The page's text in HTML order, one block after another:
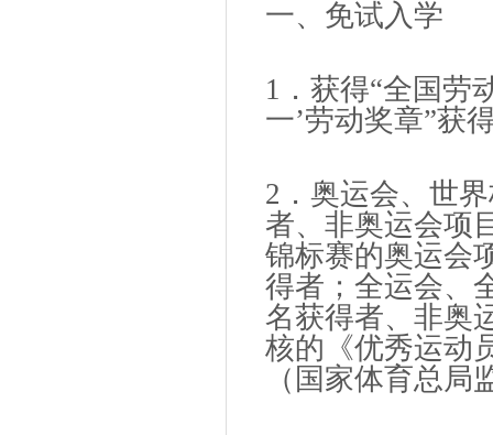
一、免试入学
1．获得“全国劳
一’劳动奖章”获
2．奥运会、世
者、非奥运会项
锦标赛的奥运会
得者；全运会、
名获得者、非奥
核的《优秀运动
（国家体育总局